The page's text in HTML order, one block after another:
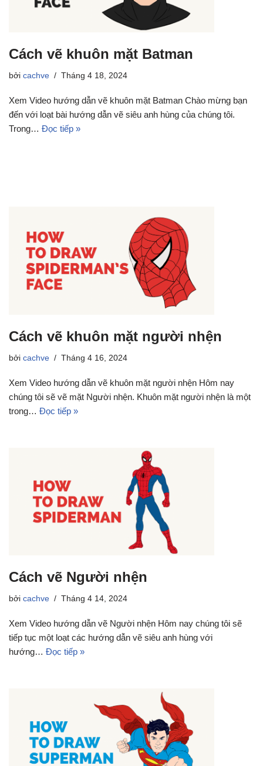
Cách vẽ khuôn mặt Batman
bởi cachve Tháng 4 18, 2024
Xem Video hướng dẫn vẽ khuôn mặt Batman Chào mừng bạn
đến với loạt bài hướng dẫn vẽ siêu anh hùng của chúng tôi.
Trong… Đọc tiếp »
Cách vẽ khuôn mặt người nhện
bởi cachve Tháng 4 16, 2024
Xem Video hướng dẫn vẽ khuôn mặt người nhện Hôm nay
chúng tôi sẽ vẽ mặt Người nhện. Khuôn mặt người nhện là một
trong… Đọc tiếp »
Cách vẽ Người nhện
bởi cachve Tháng 4 14, 2024
Xem Video hướng dẫn vẽ Người nhện Hôm nay chúng tôi sẽ
tiếp tục một loạt các hướng dẫn vẽ siêu anh hùng với
hướng… Đọc tiếp »